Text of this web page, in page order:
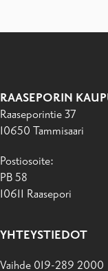
RAASEPORIN
Raaseporintie 37
10650 Tammisaari
Postiosoite:
PB 58
10611 Raasepori
YHTEYSTIEDOT
Vaihde 019-289 2000